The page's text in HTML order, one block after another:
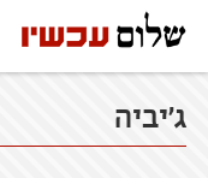
ג'יביה